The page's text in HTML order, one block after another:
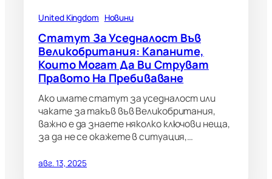
United Kingdom Новини
Статут За Уседналост Във
Великобритания: Капаните,
Които Могат Да Ви Струват
Правото На Пребиваване
Ако имате статут за уседналост или
чакате за такъв във Великобритания,
важно е да знаете няколко ключови неща,
за да не се окажете в ситуация,…
авг. 13, 2025